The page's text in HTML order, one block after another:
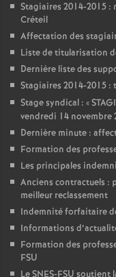
Stagiaires 2014-2015 :
Créteil
Affectation des
Liste de titularisation
Dernière liste des
Stagiaires 2014-2015
Stage syndical : «
vendredi 14 novembre
Dernière minute :
Formation des
Les principales
Anciens contractuels :
meilleur reclassement
Indemnité forfaitaire
Informations
Formation des
FSU